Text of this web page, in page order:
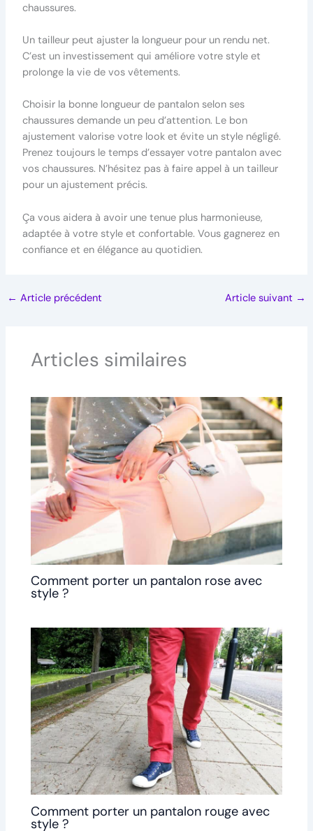
chaussures.
Un tailleur peut ajuster la longueur pour un rendu net.
C’est un investissement qui améliore votre style et
prolonge la vie de vos vêtements.
Choisir la bonne longueur de pantalon selon ses
chaussures demande un peu d’attention. Le bon
ajustement valorise votre look et évite un style négligé.
Prenez toujours le temps d’essayer votre pantalon avec
vos chaussures. N’hésitez pas à faire appel à un tailleur
pour un ajustement précis.
Ça vous aidera à avoir une tenue plus harmonieuse,
adaptée à votre style et confortable. Vous gagnerez en
confiance et en élégance au quotidien.
← Article précédent Article suivant →
Articles similaires
Comment porter un pantalon rose avec
style ?
Comment porter un pantalon rouge avec
style ?